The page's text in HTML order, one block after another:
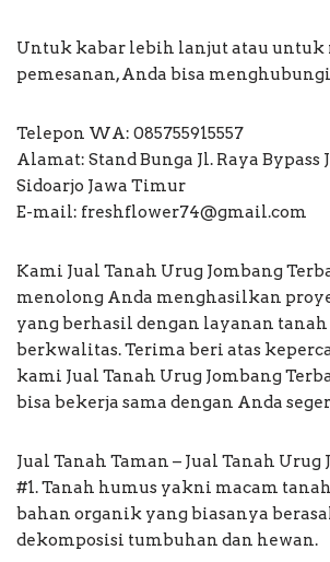
Untuk kabar lebih lanjut atau untuk
pemesanan, Anda bisa
Telepon WA: 085755915557
Alamat: Stand Bunga Jl. Raya Bypass
Sidoarjo Jawa Timur
E-mail: freshflower74@gmail.com
Kami Jual Tanah Urug Jombang
menolong Anda menghasilkan
yang berhasil dengan layanan
berkwalitas. Terima beri atas
kami Jual Tanah Urug Jombang
bisa bekerja sama dengan Anda
Jual Tanah Taman – Jual Tanah
#1. Tanah humus yakni macam
bahan organik yang biasanya
dekomposisi tumbuhan dan hewan.